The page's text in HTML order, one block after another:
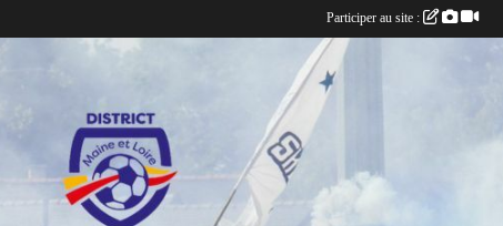
Participer au site :